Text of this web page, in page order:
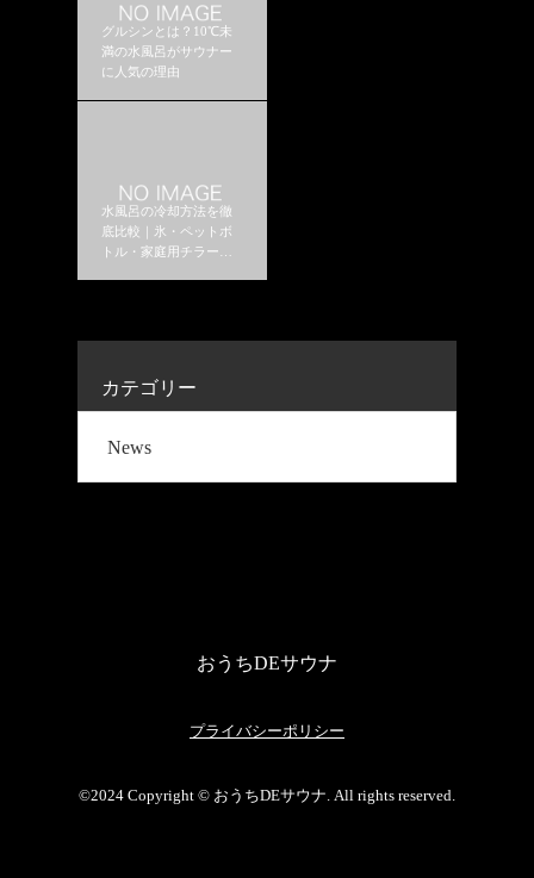
グルシンとは？10℃未
満の水風呂がサウナー
に人気の理由
水風呂の冷却方法を徹
底比較｜氷・ペットボ
トル・家庭用チラーは
カテゴリー
News
おうちDEサウナ
プライバシーポリシー
©2024 Copyright © おうちDEサウナ. All rights reserved.